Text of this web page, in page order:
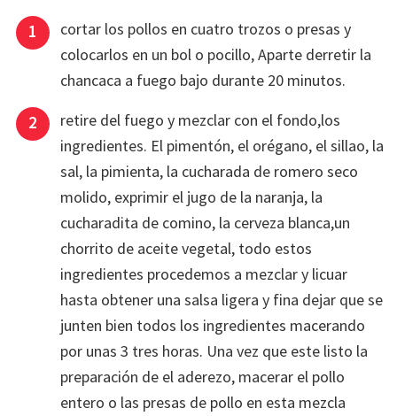
cortar los pollos en cuatro trozos o presas y
colocarlos en un bol o pocillo, Aparte derretir la
chancaca a fuego bajo durante 20 minutos.
retire del fuego y mezclar con el fondo,los
ingredientes. El pimentón, el orégano, el sillao, la
sal, la pimienta, la cucharada de romero seco
molido, exprimir el jugo de la naranja, la
cucharadita de comino, la cerveza blanca,un
chorrito de aceite vegetal, todo estos
ingredientes procedemos a mezclar y licuar
hasta obtener una salsa ligera y fina dejar que se
junten bien todos los ingredientes macerando
por unas 3 tres horas. Una vez que este listo la
preparación de el aderezo, macerar el pollo
entero o las presas de pollo en esta mezcla